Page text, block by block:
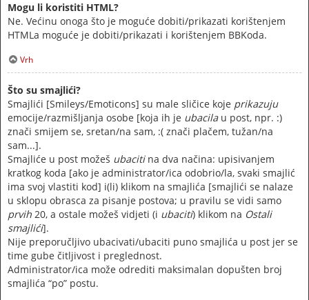
Mogu li koristiti HTML?
Ne. Većinu onoga što je moguće dobiti/prikazati korištenjem
HTMLa moguće je dobiti/prikazati i korištenjem BBKoda.
Vrh
Što su smajlići?
Smajlići [Smileys/Emoticons] su male sličice koje prikazuju
emocije/razmišljanja osobe [koja ih je ubacilau post, npr. :)
znači smijem se, sretan/na sam, :( znači plačem, tužan/na
sam...].
Smajliće u post možeš ubacitina dva načina: upisivanjem
kratkog koda [ako je administrator/ica odobrio/la, svaki smajlić
ima svoj vlastiti kod] i(li) klikom na smajlića [smajlići se nalaze
u sklopu obrasca za pisanje postova; u pravilu se vidi samo
prvih 20, a ostale možeš vidjeti (i ubaciti) klikom na Ostali
smajlići].
Nije preporučljivo ubacivati/ubaciti puno smajlića u post jer se
time gube čitljivost i preglednost.
Administrator/ica može odrediti maksimalan dopušten broj
smajlića “po” postu.